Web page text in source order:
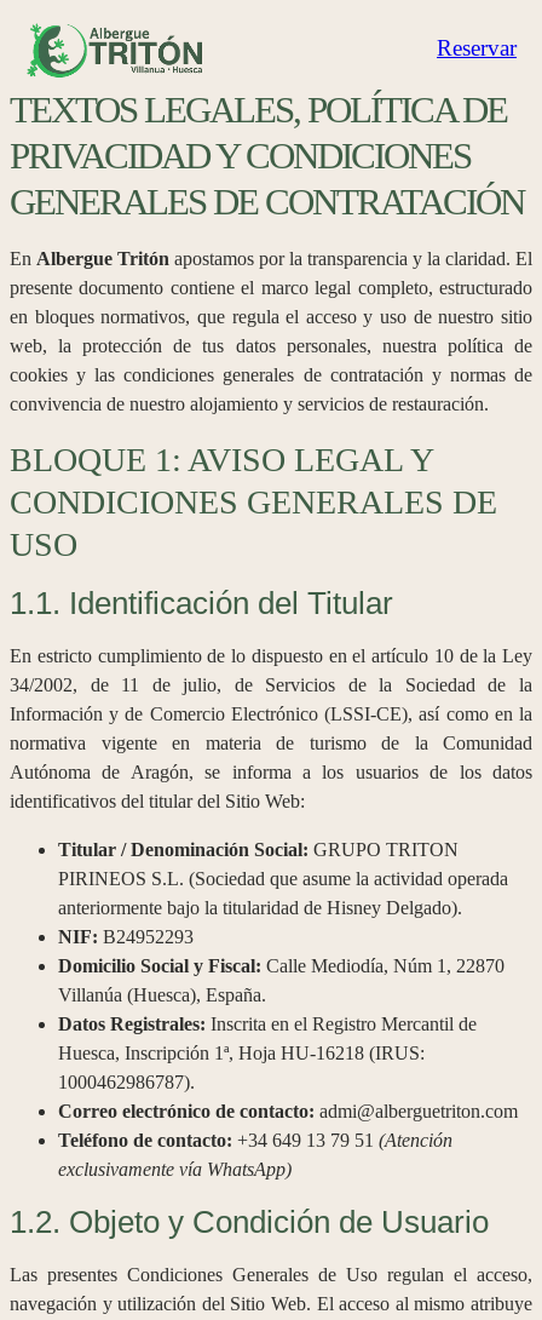
Saltar
contenido
Reservar
TEXTOS LEGALES, POLÍTICA DE
PRIVACIDAD Y CONDICIONES
GENERALES DE CONTRATACIÓN
En Albergue Tritón apostamos por la transparencia y la claridad. El
presente documento contiene el marco legal completo, estructurado
en bloques normativos, que regula el acceso y uso de nuestro sitio
web, la protección de tus datos personales, nuestra política de
cookies y las condiciones generales de contratación y normas de
convivencia de nuestro alojamiento y servicios de restauración.
BLOQUE 1: AVISO LEGAL Y
CONDICIONES GENERALES DE
USO
1.1. Identificación del Titular
En estricto cumplimiento de lo dispuesto en el artículo 10 de la Ley
34/2002, de 11 de julio, de Servicios de la Sociedad de la
Información y de Comercio Electrónico (LSSI-CE), así como en la
normativa vigente en materia de turismo de la Comunidad
Autónoma de Aragón, se informa a los usuarios de los datos
identificativos del titular del Sitio Web:
Titular / Denominación Social: GRUPO TRITON
PIRINEOS S.L. (Sociedad que asume la actividad operada
anteriormente bajo la titularidad de Hisney Delgado).
NIF: B24952293
Domicilio Social y Fiscal: Calle Mediodía, Núm 1, 22870
Villanúa (Huesca), España.
Datos Registrales: Inscrita en el Registro Mercantil de
Huesca, Inscripción 1ª, Hoja HU-16218 (IRUS:
1000462986787).
Correo electrónico de contacto: admi@alberguetriton.com
Teléfono de contacto: +34 649 13 79 51 (Atención
exclusivamente vía WhatsApp)
1.2. Objeto y Condición de Usuario
Las presentes Condiciones Generales de Uso regulan el acceso,
navegación y utilización del Sitio Web. El acceso al mismo atribuye